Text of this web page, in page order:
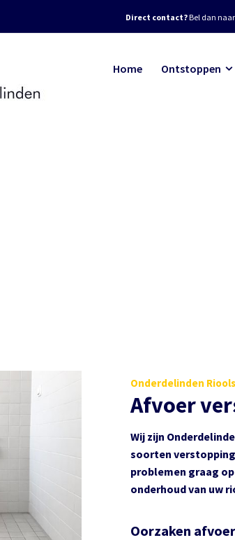
Direct contact?Bel dan naar
Home Ontstoppen
Onderdelinden
Afvoer
Wij zijn
soorten
problemen graag
onderhoud van uw
Oorzaken